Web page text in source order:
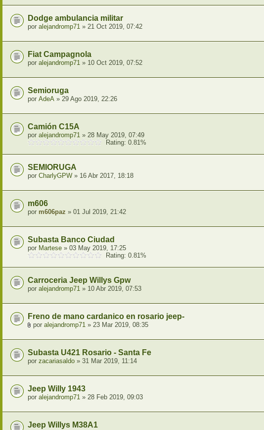
Dodge ambulancia militar
por alejandromp71 » 21 Oct 2019, 07:42
Fiat Campagnola
por alejandromp71 » 10 Oct 2019, 07:52
Semioruga
por AdeA » 29 Ago 2019, 22:26
Camión C15A
por alejandromp71 » 28 May 2019, 07:49
Rating: 0.81%
SEMIORUGA
por CharlyGPW » 16 Abr 2017, 18:18
m606
por m606paz » 01 Jul 2019, 21:42
Subasta Banco Ciudad
por Martese » 03 May 2019, 17:25
Rating: 0.81%
Carroceria Jeep Willys Gpw
por alejandromp71 » 10 Abr 2019, 07:53
Freno de mano cardanico en rosario jeep-
por alejandromp71 » 23 Mar 2019, 08:35
Subasta U421 Rosario - Santa Fe
por zacariasaldo » 31 Mar 2019, 11:14
Jeep Willy 1943
por alejandromp71 » 28 Feb 2019, 09:03
Jeep Willys M38A1